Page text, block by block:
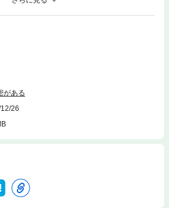
になってしまった2人の運命は!? その他、と
テリアスな彼との禁断の恋を描いた長編も収
の大人気シリーズ！
がある
26